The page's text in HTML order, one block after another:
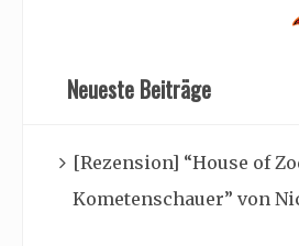
Neueste Beiträge
[Rezension] “House of
Kometenschauer” von